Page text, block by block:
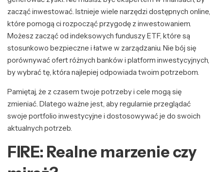
zacząć inwestować. Istnieje wiele narzędzi dostępnych online,
które pomogą ci rozpocząć przygodę z inwestowaniem.
Możesz zacząć od indeksowych funduszy ETF, które są
stosunkowo bezpieczne i łatwe w zarządzaniu. Nie bój się
porównywać ofert różnych banków i platform inwestycyjnych,
by wybrać tę, która najlepiej odpowiada twoim potrzebom.
Pamiętaj, że z czasem twoje potrzeby i cele mogą się
zmieniać. Dlatego ważne jest, aby regularnie przeglądać
swoje portfolio inwestycyjne i dostosowywać je do swoich
aktualnych potrzeb.
FIRE: Realne marzenie czy